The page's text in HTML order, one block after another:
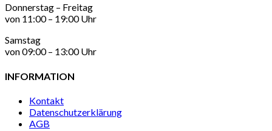
Donnerstag – Freitag
von 11:00 – 19:00 Uhr
Samstag
von 09:00 – 13:00 Uhr
INFORMATION
Kontakt
Datenschutzerklärung
AGB